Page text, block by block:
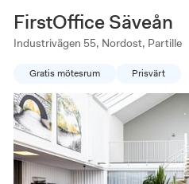
FirstOffice Säveån
Industrivägen 55, Nordost, Partille
Gratis mötesrum Prisvärt